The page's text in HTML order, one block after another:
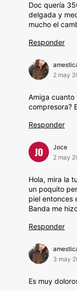
Doc quería
delgada y
mucho el
Responder
2 may
Amiga
compresora?
Responder
JO
Joce
2 may
Hola, mira la
un poquito
piel entonces
Banda me
Responder
3 may
Es muy